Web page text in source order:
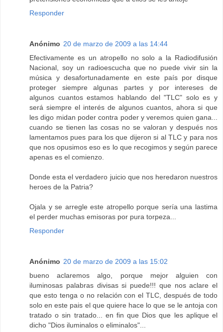
Responder
Anónimo 20 de marzo de 2009 a las 14:44
Efectivamente es un atropello no solo a la Radiodifusión
Nacional, soy un radioescucha que no puede vivir sin la
música y desafortunadamente en este país por disque
proteger siempre algunas partes y por intereses de
algunos cuantos estamos hablando del "TLC" solo es y
será siempre el interés de algunos cuantos, ahora si que
les digo midan poder contra poder y veremos quien gana...
cuando se tienen las cosas no se valoran y después nos
lamentamos pues para los que dijeron si al TLC y para nos
que nos opusimos eso es lo que recogimos y según parece
apenas es el comienzo.
Donde esta el verdadero juicio que nos heredaron nuestros
heroes de la Patria?
Ojala y se arregle este atropello porque sería una lastima
el perder muchas emisoras por pura torpeza...
Responder
Anónimo 20 de marzo de 2009 a las 15:02
bueno aclaremos algo, porque mejor alguien con
iluminosas palabras divisas si puede!!! que nos aclare el
que esto tenga o no relación con el TLC, después de todo
solo en este pais el que quiere hace lo que se le antoja con
tratado o sin tratado... en fin que Dios que les aplique el
dicho "Dios iluminalos o eliminalos"...